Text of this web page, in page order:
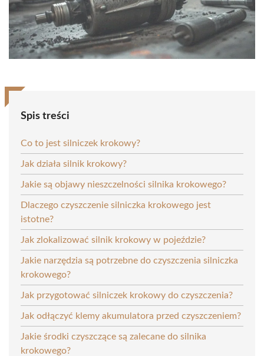
Spis treści
Co to jest silniczek krokowy?
Jak działa silnik krokowy?
Jakie są objawy nieszczelności silnika krokowego?
Dlaczego czyszczenie silniczka krokowego jest
istotne?
Jak zlokalizować silnik krokowy w pojeździe?
Jakie narzędzia są potrzebne do czyszczenia silniczka
krokowego?
Jak przygotować silniczek krokowy do czyszczenia?
Jak odłączyć klemy akumulatora przed czyszczeniem?
Jakie środki czyszczące są zalecane do silnika
krokowego?